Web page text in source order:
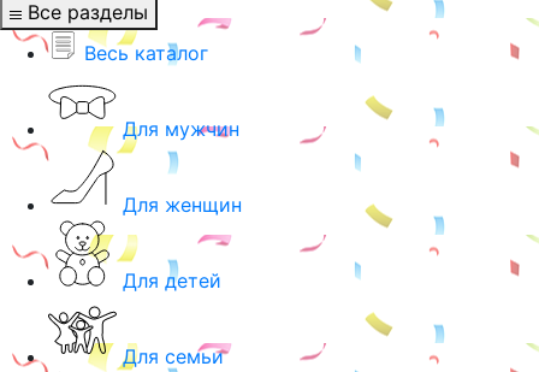
Все разделы
Весь каталог
Для мужчин
Для женщин
Для детей
Для семьи